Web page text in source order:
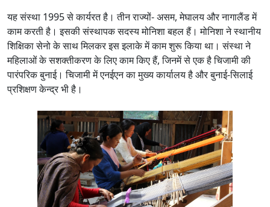
यह संस्था 1995 से कार्यरत है। तीन राज्यों- असम, मेघालय और नागालैंड में
काम करती है। इसकी संस्थापक सदस्य मोनिशा बहल हैं। मोनिशा ने स्थानीय
शिक्षिका सेनो के साथ मिलकर इस इलाके में काम शुरू किया था। संस्था ने
महिलाओं के सशक्तीकरण के लिए काम किए हैं, जिनमें से एक है चिजामी की
पारंपरिक बुनाई। चिजामी में एनईएन का मुख्य कार्यालय है और बुनाई-सिलाई
प्रशिक्षण केन्द्र भी है।